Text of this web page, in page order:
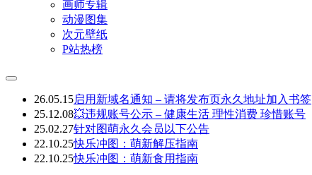
画师专辑
动漫图集
次元壁纸
P站热榜
26.05.15启用新域名通知 – 请将发布页永久地址加入书签
25.12.08💥违规账号公示 – 健康生活 理性消费 珍惜账号
25.02.27针对图萌永久会员以下公告
22.10.25快乐冲图：萌新解压指南
22.10.25快乐冲图：萌新食用指南